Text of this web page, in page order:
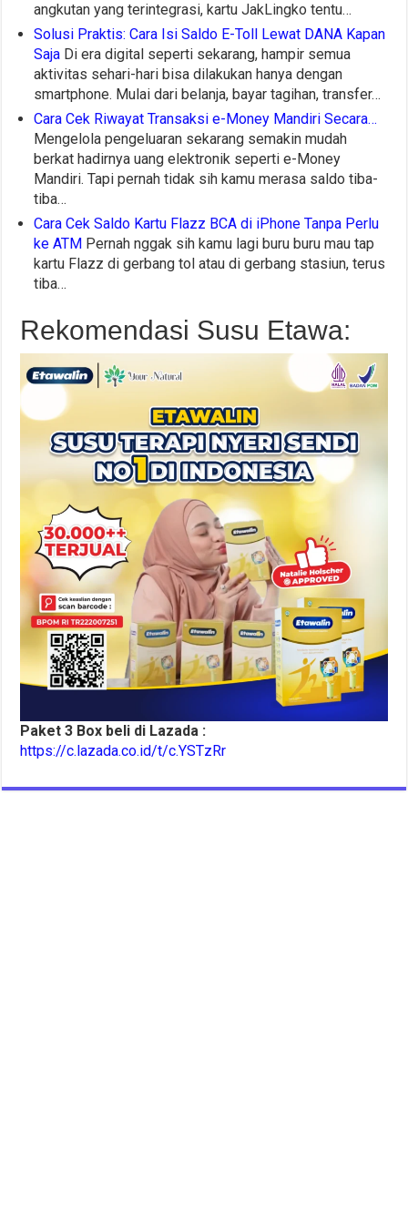
angkutan yang terintegrasi, kartu JakLingko tentu…
Solusi Praktis: Cara Isi Saldo E-Toll Lewat DANA Kapan
Saja Di era digital seperti sekarang, hampir semua
aktivitas sehari-hari bisa dilakukan hanya dengan
smartphone. Mulai dari belanja, bayar tagihan, transfer…
Cara Cek Riwayat Transaksi e-Money Mandiri Secara…
Mengelola pengeluaran sekarang semakin mudah
berkat hadirnya uang elektronik seperti e-Money
Mandiri. Tapi pernah tidak sih kamu merasa saldo tiba-
tiba…
Cara Cek Saldo Kartu Flazz BCA di iPhone Tanpa Perlu
ke ATM Pernah nggak sih kamu lagi buru buru mau tap
kartu Flazz di gerbang tol atau di gerbang stasiun, terus
tiba…
Rekomendasi Susu Etawa:
Paket 3 Box beli di Lazada :
https://c.lazada.co.id/t/c.YSTzRr